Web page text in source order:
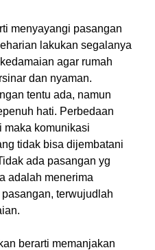
menyayangi pasangan
lakukan segalanya
agar rumah
dan nyaman.
tentu ada, namun
hati. Perbedaan
maka komunikasi
tidak bisa dijembatani
ada pasangan yg
adalah menerima
terwujudlah
berarti memanjakan